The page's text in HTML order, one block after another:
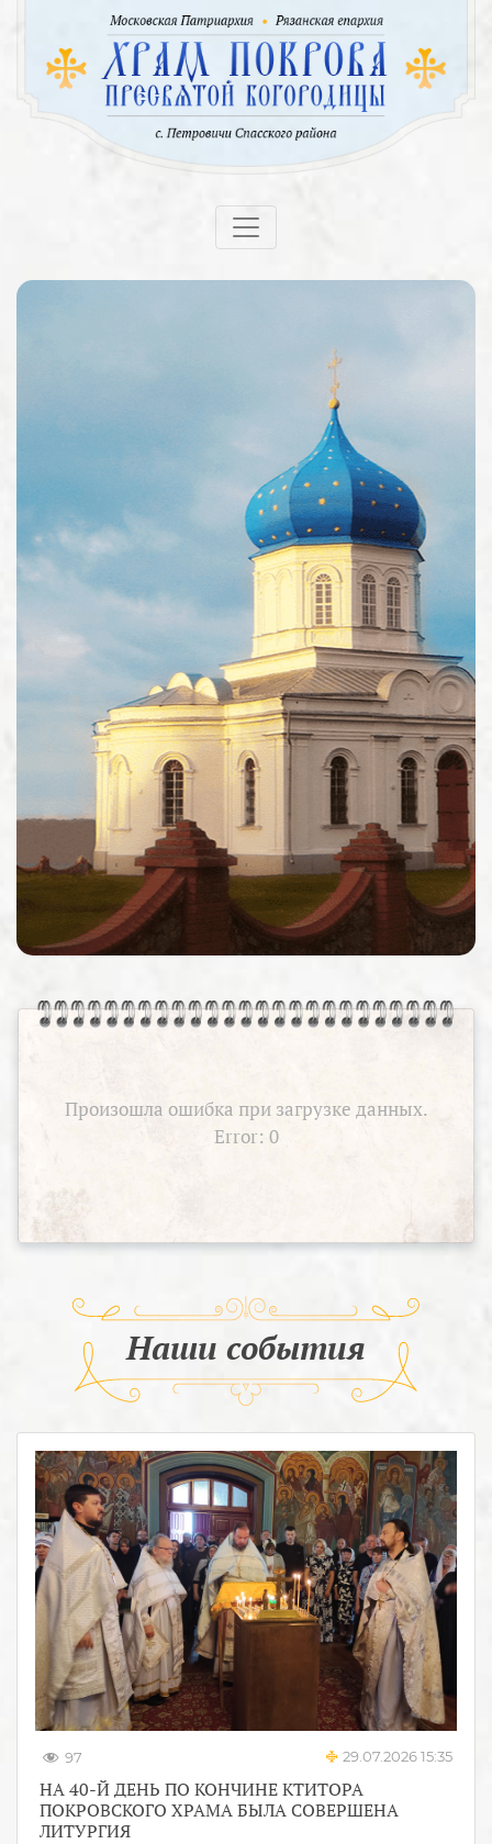
Произошла ошибка при загрузке данных.
Error: 0
Наши события
97 29.07.2026 15:35
НА 40-Й ДЕНЬ ПО КОНЧИНЕ КТИТОРА
ПОКРОВСКОГО ХРАМА БЫЛА СОВЕРШЕНА
ЛИТУРГИЯ